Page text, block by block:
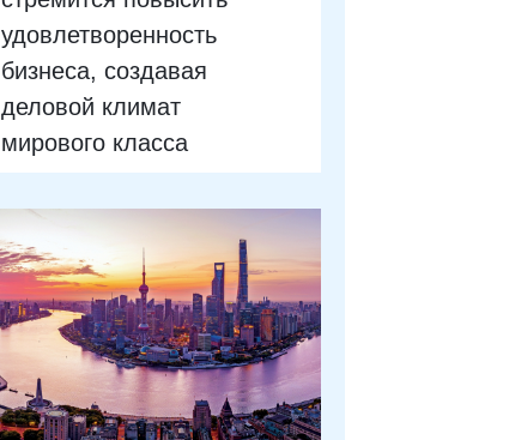
удовлетворенность
бизнеса, создавая
деловой климат
мирового класса